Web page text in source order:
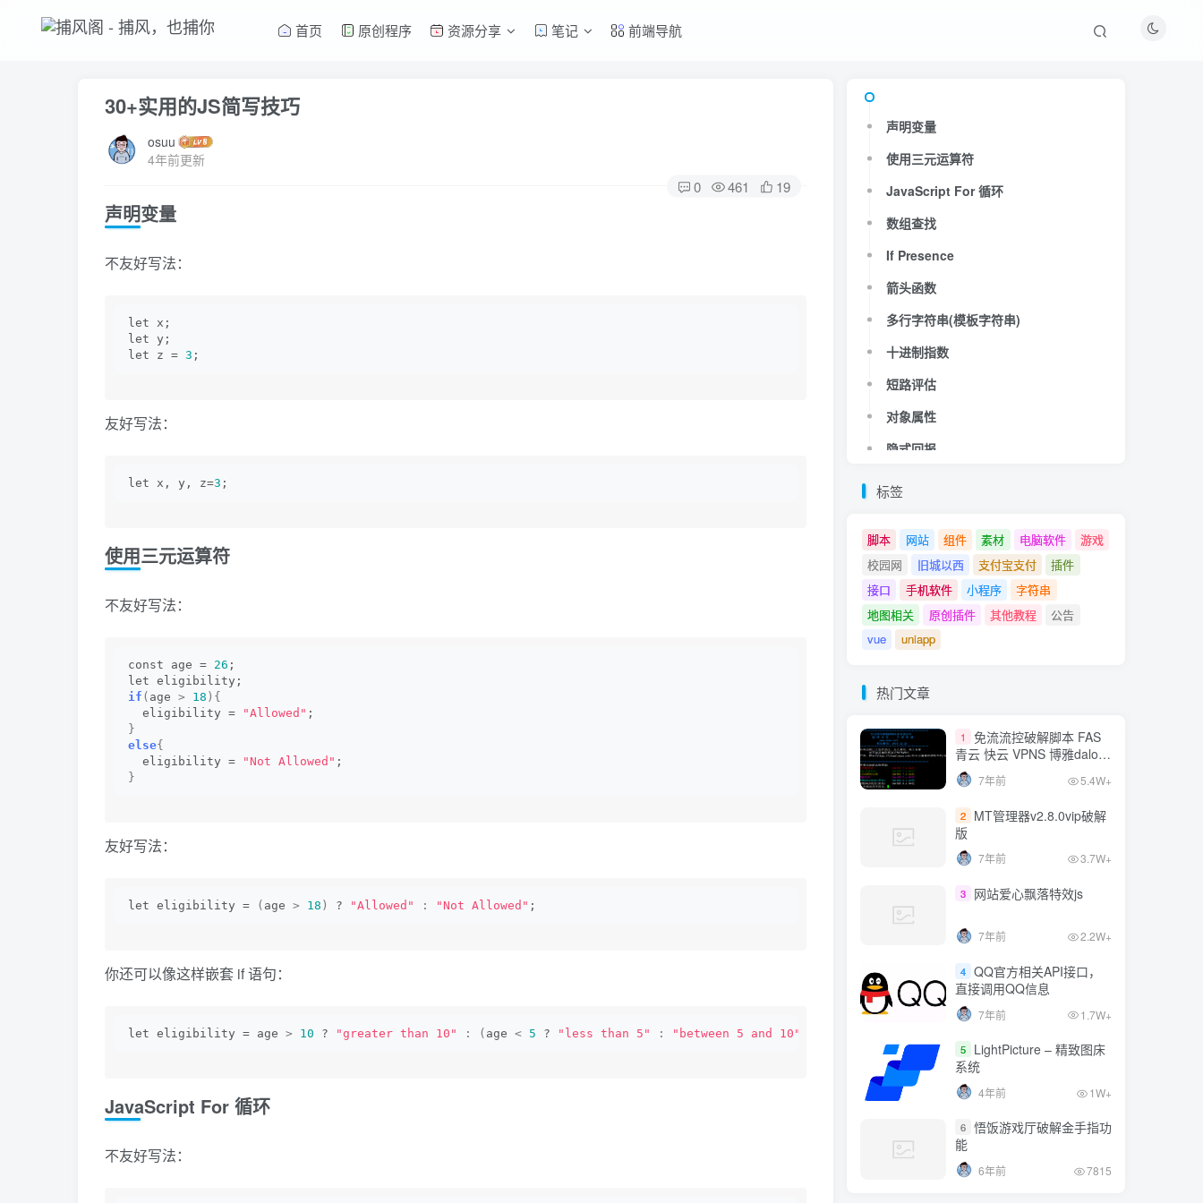
首页 原创程序 资源分享 笔记 前端导航
30+实用的JS简写技巧
osuu
4年前更新
0 461 19
声明变量
不友好写法：
let x;
let y;
let z = 3 ;
友好写法：
let x, y, z=3 ;
使用三元运算符
不友好写法：
const age = 26 ;
let eligibility;
if ( age > 18 ){
  eligibility =
"Allowed" ;
}
else{
  eligibility =
"Not Allowed" ;
}
友好写法：
let eligibility = ( age > 18 ) ? "Allowed" : "Not Allowed" ;
你还可以像这样嵌套 if 语句：
let eligibility = age > 10 ? "greater than 10" : ( age < 5 ? "less than 5" : "between 5 and 10"
JavaScript For 循环
不友好写法：
声明变量
使用三元运算符
JavaScript For 循环
数组查找
If Presence
箭头函数
多行字符串(模板字符串)
十进制指数
短路评估
对象属性
隐式回报
解构赋值
默认参数值
将字符串转换为数字
Object.entries()
交换两个变量
将任何东西转换为布尔值
将任何东西转换为数字
将数组转换为对象
删除Array中的重复项
热门文章
1
免流流控破解脚本 FAS
青云 快云 VPNS 博雅dalo最
新集合
7年前
2 MT管理器v2.8.0vip破解
7年前 2.2W+
4
直接调用QQ信息
7年前 1.7W+
5
系统
4年前
6
能
6年前 7815
声明变量
使用三元运算符
JavaScript For 循环
数组查找
If Presence
箭头函数
多行字符串(模板字符串)
十进制指数
短路评估
对象属性
隐式回报
解构赋值
默认参数值
将字符串转换为数字
Object.entries()
交换两个变量
将任何东西转换为布尔值
将任何东西转换为数字
将数组转换为对象
删除Array中的重复项
标签
脚本 网站 组件 素材 电脑软件
游戏
校园网
旧城以西 支付宝支付
插件
接口
手机软件 小程序
字符串
地图相关
原创插件 其他教程
公告
vue
uniapp
热门文章
1
免流流控破解脚本 FAS
青云 快云 VPNS 博雅dalo最
新集合
7年前 5.4W+
2
MT管理器v2.8.0vip破解
版
7年前 3.7W+
3 网站爱心飘落特效js
7年前 2.2W+
4 QQ官方相关API接口，
直接调用QQ信息
7年前 1.7W+
5
LightPicture – 精致图床
系统
4年前 1W+
6 悟饭游戏厅破解金手指功
能
6年前 7815